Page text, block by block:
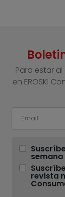
Para estar
en EROSKI
semana
revista